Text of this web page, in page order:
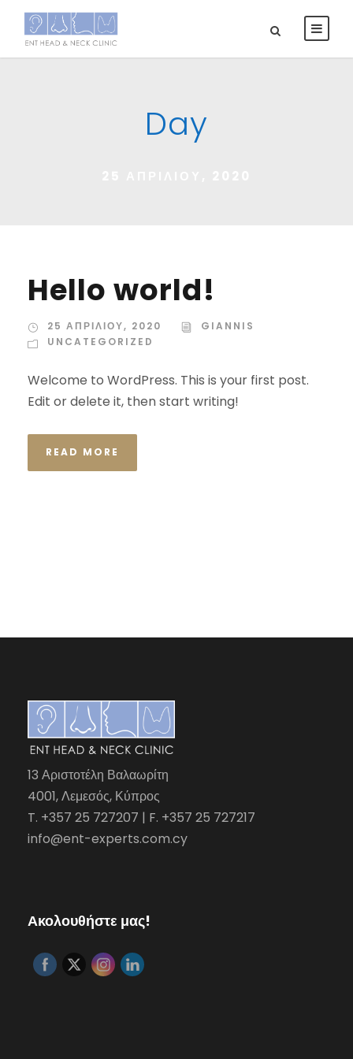
Day
Hello world!
25 ΑΠΡΙΛΊΟΥ, 2020
GIANNIS
UNCATEGORIZED
Welcome to WordPress. This is your first post.
Edit or delete it, then start writing!
READ MORE
13 Αριστοτέλη Βαλαωρίτη
4001, Λεμεσός, Κύπρος
T. +357 25 727207 | F. +357 25 727217
info@ent-experts.com.cy
Ακολουθήστε μας!